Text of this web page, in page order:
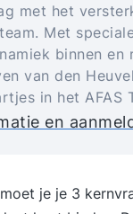
met het
Met
binnen en
van den
in het AFAS
en
je je 3